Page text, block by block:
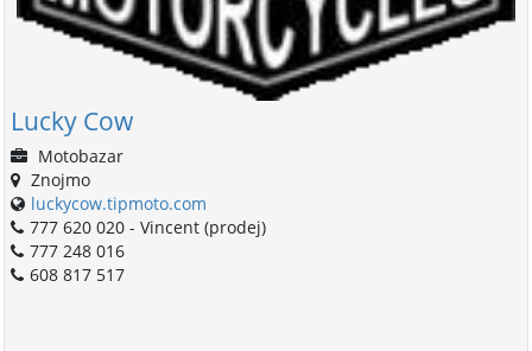
Lucky Cow
Motobazar
Znojmo
luckycow.tipmoto.com
777 620 020 - Vincent (prodej)
777 248 016
608 817 517